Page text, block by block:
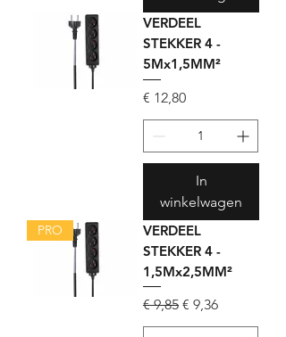
e
e
r
VERDEEL
STEKKER 4 -
5Mx1,5MM²
Prijs
€ 12,80
In
winkelwagen
PRO
VERDEEL
STEKKER 4 -
1,5Mx2,5MM²
Normale prijs
€ 9,85 Verkoopprijs
€ 9,36